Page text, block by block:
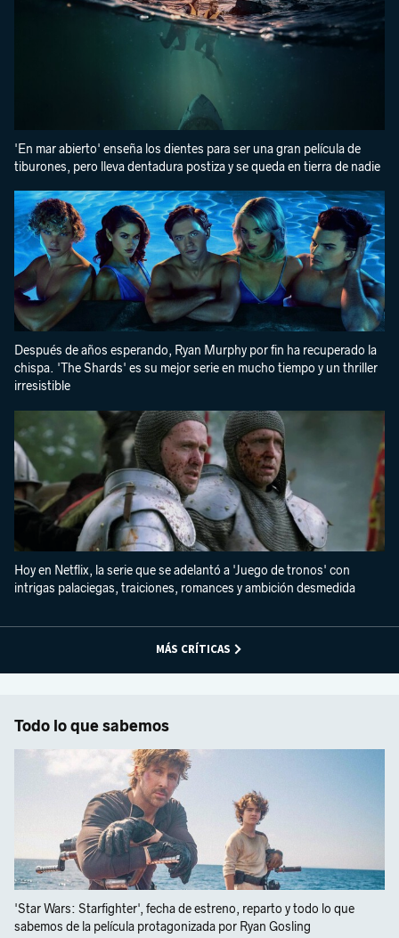
'En mar abierto' enseña los dientes para ser una gran película de
tiburones, pero lleva dentadura postiza y se queda en tierra de nadie
Después de años esperando, Ryan Murphy por fin ha recuperado la
chispa. 'The Shards' es su mejor serie en mucho tiempo y un thriller
irresistible
Hoy en Netflix, la serie que se adelantó a 'Juego de tronos' con
intrigas palaciegas, traiciones, romances y ambición desmedida
MÁS CRÍTICAS
Todo lo que sabemos
'Star Wars: Starfighter', fecha de estreno, reparto y todo lo que
sabemos de la película protagonizada por Ryan Gosling